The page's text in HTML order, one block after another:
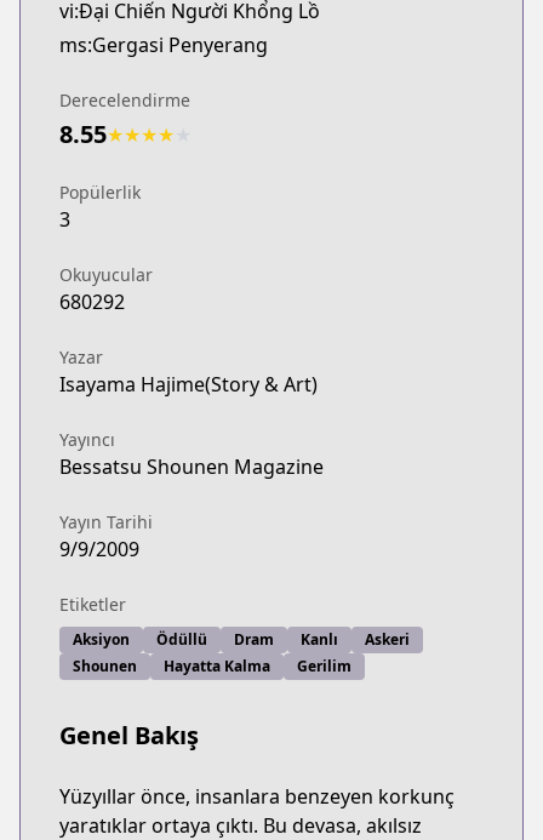
vi:Đại Chiến Người Khổng Lồ
ms:Gergasi Penyerang
Derecelendirme
8.55★★★★
Popülerlik
3
Okuyucular
680292
Yazar
Isayama Hajime(Story & Art)
Yayıncı
Bessatsu Shounen Magazine
Yayın Tarihi
9/9/2009
Etiketler
Aksiyon Ödüllü Dram Kanlı
Askeri
Shounen
Hayatta Kalma Gerilim
Genel Bakış
Yüzyıllar önce, insanlara benzeyen korkunç
yaratıklar ortaya çıktı. Bu devasa, akılsız